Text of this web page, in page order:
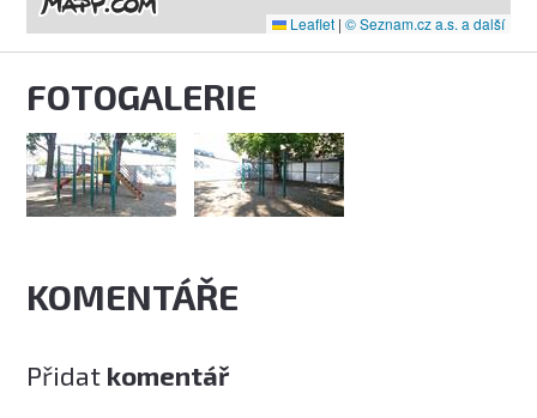
Leaflet | © Seznam.cz a.s. a další
FOTOGALERIE
KOMENTÁŘE
Přidat komentář